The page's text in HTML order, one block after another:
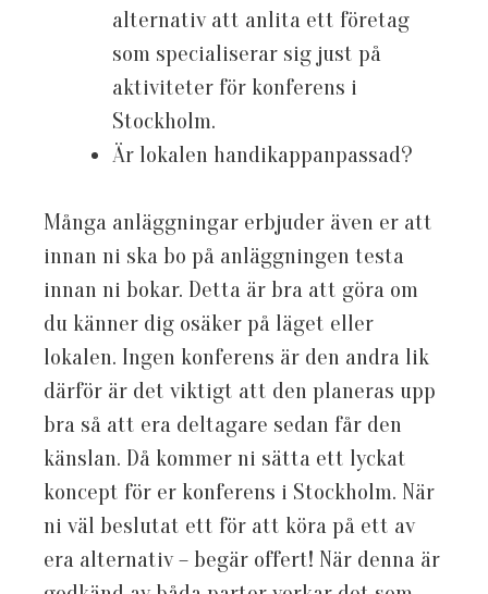
alternativ att anlita ett företag
som specialiserar sig just på
aktiviteter för konferens i
Stockholm.
Är lokalen handikappanpassad?
Många anläggningar erbjuder även er att
innan ni ska bo på anläggningen testa
innan ni bokar. Detta är bra att göra om
du känner dig osäker på läget eller
lokalen. Ingen konferens är den andra lik
därför är det viktigt att den planeras upp
bra så att era deltagare sedan får den
känslan. Då kommer ni sätta ett lyckat
koncept för er konferens i Stockholm. När
ni väl beslutat ett för att köra på ett av
era alternativ – begär offert! När denna är